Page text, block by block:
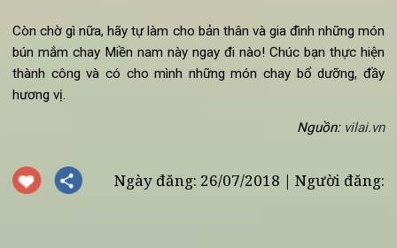
nồi nước dùng đang sôi cho đến khi chín.
Bỏ bún vào trong bát, đặt tôm chay và cá chay lên
rước nước lèo đã nấu vào trong tô bún.
Thưởng thức
sống đã chuẩn bị. Ngoài ra bạn có thể cho thêm một ít